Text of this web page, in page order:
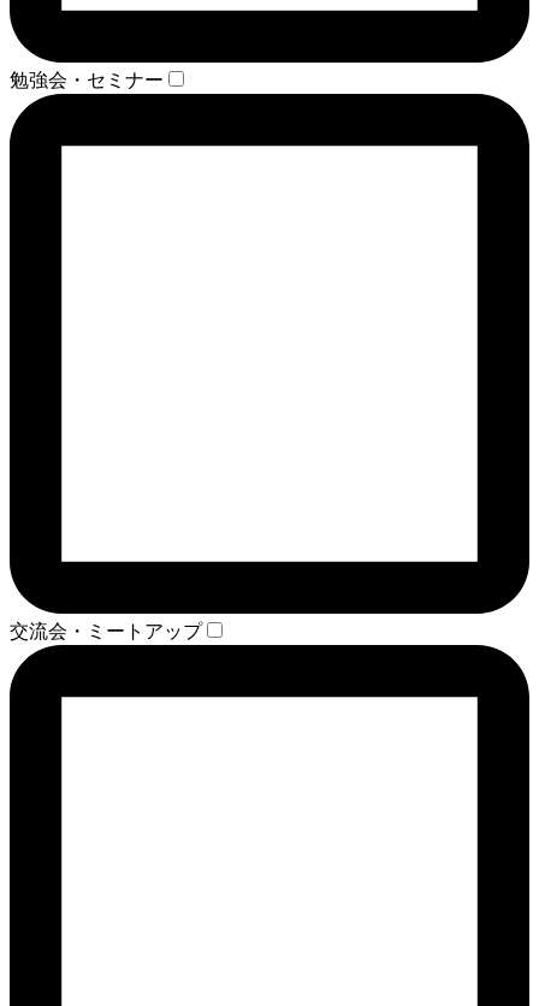
勉強会・セミナー
交流会・ミートアップ